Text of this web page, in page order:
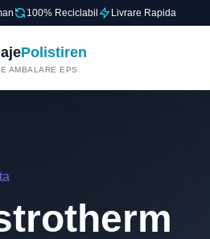
100% Reciclabil Livrare Rapida
Polistiren
AMBALARE EPS